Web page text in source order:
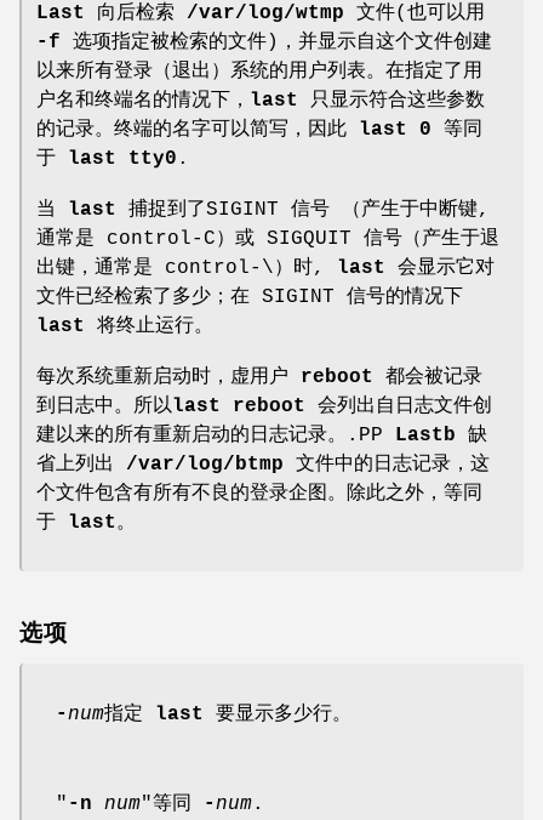
Last 向后检索 /var/log/wtmp 文件(也可以用
-f 选项指定被检索的文件)，并显示自这个文件创建
以来所有登录（退出）系统的用户列表。在指定了用
户名和终端名的情况下， last
只显示符合这些参数
的记录。终端的名字可以简写，因此 last 0 等同
于 last tty0 .
当 last
捕捉到了SIGINT 信号 （产生于中断键,
通常是 control-C）或 SIGQUIT 信号（产生于退
出键，通常是 control-\）时, last
会显示它对
文件已经检索了多少；在 SIGINT 信号的情况下
last
将终止运行。
每次系统重新启动时，虚用户 reboot
都会被记录
到日志中。所以last reboot
会列出自日志文件创
建以来的所有重新启动的日志记录。.PP
Lastb 缺
省上列出 /var/log/btmp 文件中的日志记录，这
个文件包含有所有不良的登录企图。除此之外，等同
于 last。
选项
-num指定 last 要显示多少行。
" -n num"等同 -num.